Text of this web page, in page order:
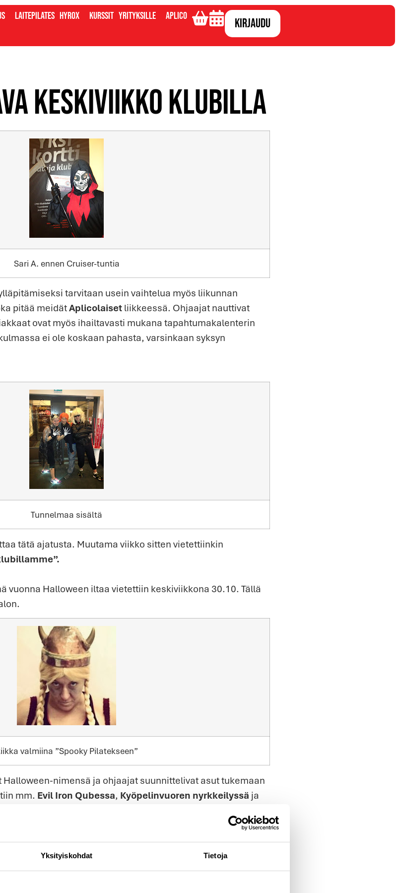
Yksityiskohdat Tietoja
Laitepilates Hyrox Kurssit Yrityksille Aplico Kirjaudu
keskiviikko klubilla
Sari A. ennen Cruiser-tuntia
tarvitaan usein vaihtelua myös liikunnan
pitää meidätAplicolaisetliikkeessä. Ohjaajat nauttivat
ovat myös ihailtavasti mukana tapahtumakalenterin
ei ole koskaan pahasta, varsinkaan syksyn
Tunnelmaa sisältä
tätä ajatusta. Muutama viikko sitten vietettiinkin
vuonna Halloween iltaa vietettiin keskiviikkona 30.10. Tällä
valmiina ”Spooky Pilatekseen”
nimensä ja ohjaajat suunnittelivat asut tukemaan
mm. Evil Iron Qubessa, Kyöpelinvuoren nyrkkeilyssä ja
sen sai tänä vuonna
mahtavalla zombie-